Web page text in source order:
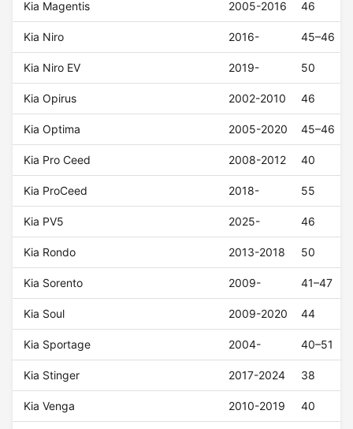
Kia Magentis 2005-2016 46
Kia Niro 2016- 45–46
Kia Niro EV 2019- 50
Kia Opirus 2002-2010 46
Kia Optima 2005-2020 45–46
Kia Pro Ceed 2008-2012 40
Kia ProCeed 2018- 55
Kia PV5 2025- 46
Kia Rondo 2013-2018 50
Kia Sorento 2009- 41–47
Kia Soul 2009-2020 44
Kia Sportage 2004- 40–51
Kia Stinger 2017-2024 38
Kia Venga 2010-2019 40